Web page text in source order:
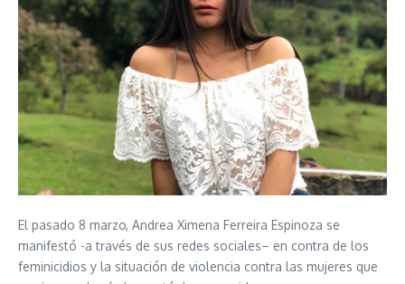
El pasado 8 marzo, Andrea Ximena Ferreira Espinoza se
manifestó -a través de sus redes sociales– en contra de los
feminicidios y la situación de violencia contra las mujeres que